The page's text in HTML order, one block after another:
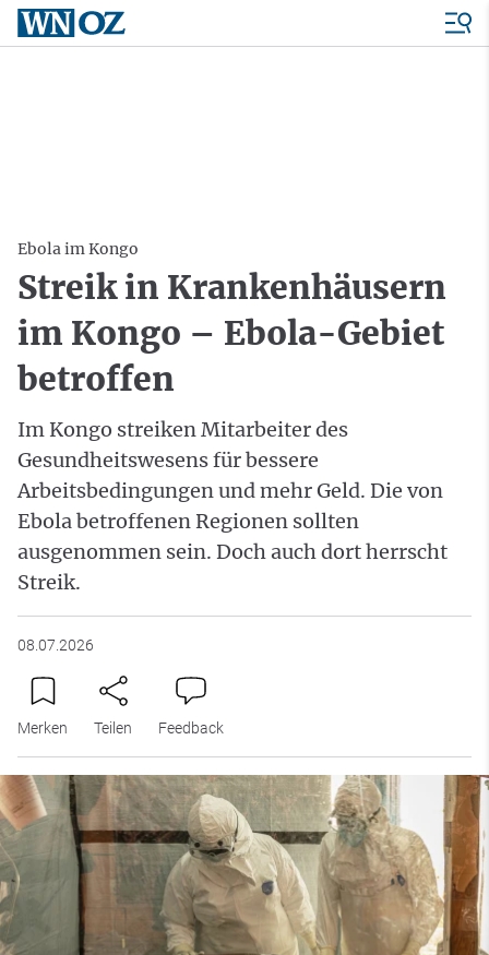
Ebola im Kongo
Streik in Krankenhäusern
im Kongo – Ebola-Gebiet
betroffen
Im Kongo streiken Mitarbeiter des
Gesundheitswesens für bessere
Arbeitsbedingungen und mehr Geld. Die von
Ebola betroffenen Regionen sollten
ausgenommen sein. Doch auch dort herrscht
Streik.
08.07.2026
Merken Teilen Feedback